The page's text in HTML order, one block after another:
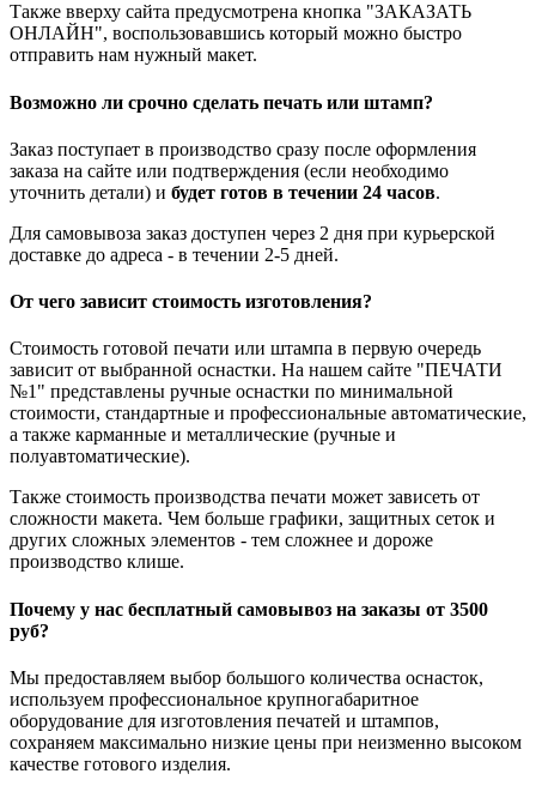
Также вверху сайта предусмотрена кнопка "ЗАКАЗАТЬ
ОНЛАЙН", воспользовавшись который можно быстро
отправить нам нужный макет.
Возможно ли срочно сделать печать или штамп?
Заказ поступает в производство сразу после оформления
заказа на сайте или подтверждения (если необходимо
уточнить детали) и будет готов в течении 24 часов.
Для самовывоза заказ доступен через 2 дня при курьерской
доставке до адреса - в течении 2-5 дней.
От чего зависит стоимость изготовления?
Стоимость готовой печати или штампа в первую очередь
зависит от выбранной оснастки. На нашем сайте "ПЕЧАТИ
№1" представлены ручные оснастки по минимальной
стоимости, стандартные и профессиональные автоматические,
а также карманные и металлические (ручные и
полуавтоматические).
Также стоимость производства печати может зависеть от
сложности макета. Чем больше графики, защитных сеток и
других сложных элементов - тем сложнее и дороже
производство клише.
Почему у нас бесплатный самовывоз на заказы от 3500
руб?
Мы предоставляем выбор большого количества оснасток,
используем профессиональное крупногабаритное
оборудование для изготовления печатей и штампов,
сохраняем максимально низкие цены при неизменно высоком
качестве готового изделия.